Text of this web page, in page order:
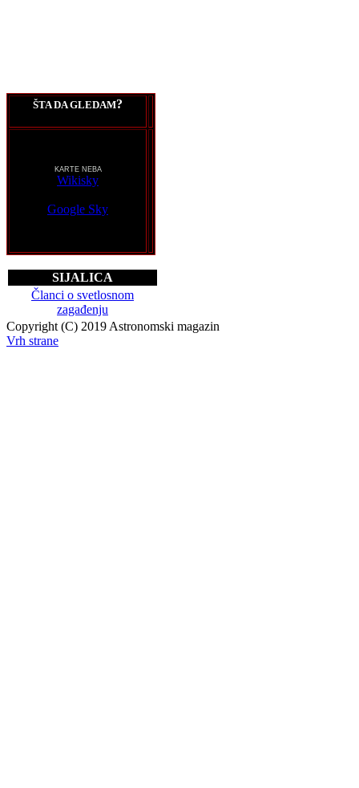
ŠTA DA GLEDAM?
KARTE NEBA
Wikisky
Google Sky
SIJALICA
Članci o svetlosnom
zagađenju
Copyright (C) 2019 Astronomski magazin
Vrh strane